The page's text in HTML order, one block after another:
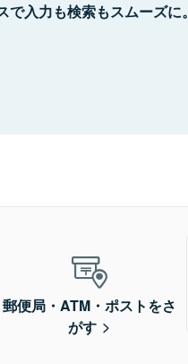
で入力も検索もスムーズに。
郵便局・ATM・ポストをさ
がす